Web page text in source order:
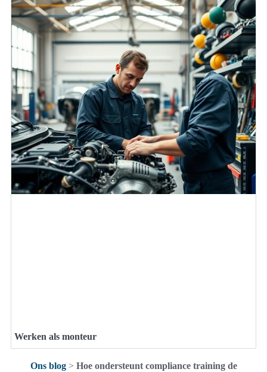
Werken als monteur
Ons blog> Hoe ondersteunt compliance training de